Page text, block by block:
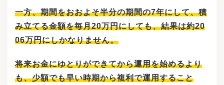
一方、期間をおおよそ半分の期間の7年にして、積
み立てる金額を毎月20万円にしても、結果は約20
06万円にしかなりません。
将来お金にゆとりができてから運用を始めるより
も、少額でも早い時期から複利で運用すること